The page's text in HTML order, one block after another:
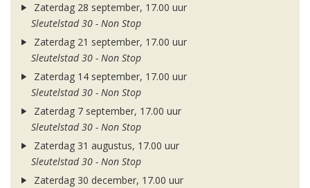
Zaterdag 28 september, 17.00 uur
Sleutelstad 30 - Non Stop
Zaterdag 21 september, 17.00 uur
Sleutelstad 30 - Non Stop
Zaterdag 14 september, 17.00 uur
Sleutelstad 30 - Non Stop
Zaterdag 7 september, 17.00 uur
Sleutelstad 30 - Non Stop
Zaterdag 31 augustus, 17.00 uur
Sleutelstad 30 - Non Stop
Zaterdag 30 december, 17.00 uur